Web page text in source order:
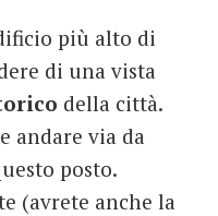
più alto di
di una vista
della città.
andare via da
posto.
(avrete anche la